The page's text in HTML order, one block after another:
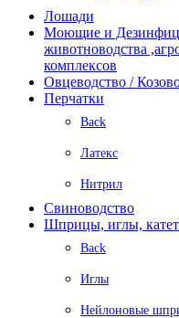
Лошади
Моющие и
животноводства
комплексов
Овцеводство /
Перчатки
Back
Латекс
Нитрил
Свиноводство
Шприцы, иглы,
Back
Иглы
Нейлоновые